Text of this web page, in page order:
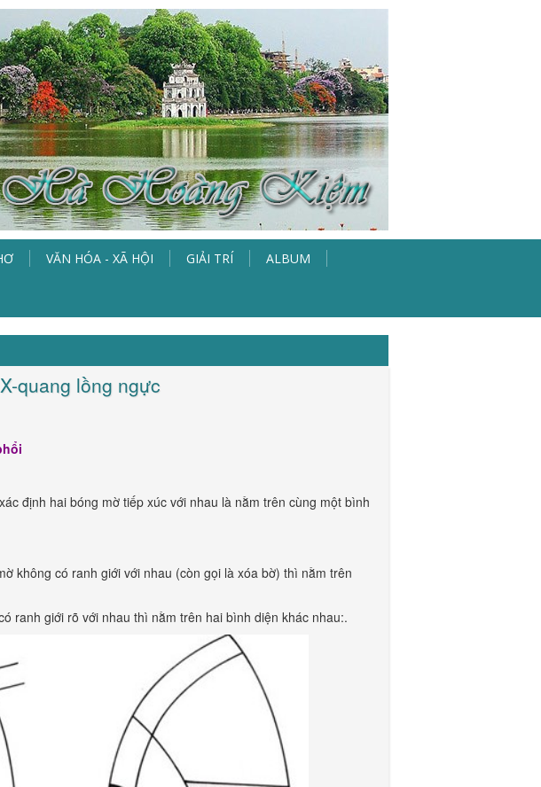
VĂN HÓA - XÃ HỘI GIẢI TRÍ ALBUM
quang lồng ngực
định hai bóng mờ tiếp xúc với nhau là nằm trên cùng một bình
không có ranh giới với nhau (còn gọi là xóa bờ) thì nằm trên
ranh giới rõ với nhau thì nằm trên hai bình diện khác nhau:.